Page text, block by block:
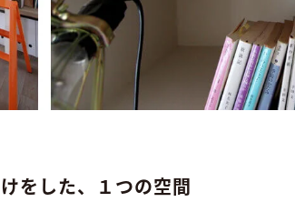
をした、１つの空間